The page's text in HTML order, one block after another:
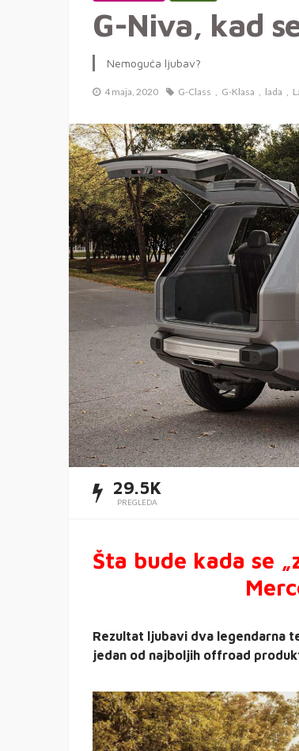
G-Niva, kad
Nemoguća ljubav?
4 maja, 2020 G-Class G-Klasa lada
29.5K
PREGLEDA
Šta bude kada se
Rezultat ljubavi dva legendarna
jedan od najboljih offroad